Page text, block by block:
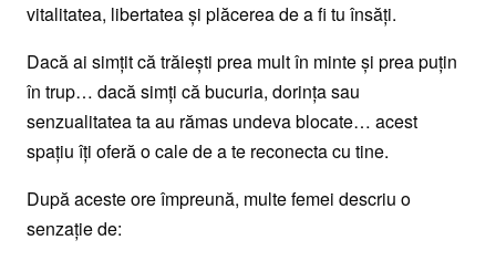
vitalitatea, libertatea și plăcerea de a fi tu însăți.
Dacă ai simțit că trăiești prea mult în minte și prea puțin
în trup… dacă simți că bucuria, dorința sau
senzualitatea ta au rămas undeva blocate… acest
spațiu îți oferă o cale de a te reconecta cu tine.
După aceste ore împreună, multe femei descriu o
senzație de: